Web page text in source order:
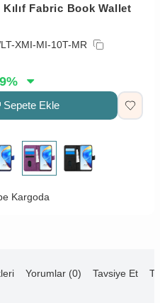
Fabric Book Wallet
XMI-MI-10T-MR
9%
Sepete Ekle
Kargoda
Yorumlar (0) Tavsiye Et